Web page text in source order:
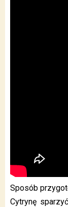
Sposób
Cytrynę